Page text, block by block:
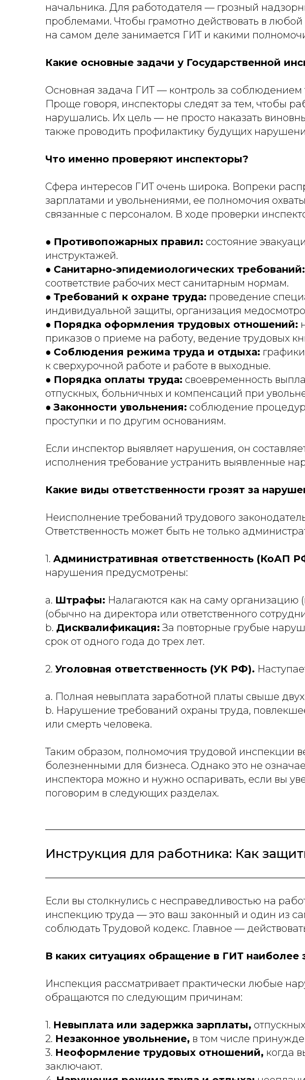
начальника. Для работодателя — грозный
проблемами. Чтобы грамотно действовать в
на самом деле занимается ГИТ и какими
Какие основные задачи у Государственной
Основная задача ГИТ — контроль за соблюдением
Проще говоря, инспекторы следят за тем, чтобы
нарушались. Их цель — не просто наказать
также проводить профилактику будущих
Что именно проверяют инспекторы?
Сфера интересов ГИТ очень широка. Вопреки
зарплатами и увольнениями, ее полномочия
связанные с персоналом. В ходе проверки
● Противопожарных правил: состояние
инструктажей.
● Санитарно-эпидемиологических требований:
соответствие рабочих мест санитарным нормам.
● Требований к охране труда: проведение
индивидуальной защиты, организация
● Порядка оформления трудовых отношений:
приказов о приеме на работу, ведение трудовых
● Соблюдения режима труда и отдыха:
к сверхурочной работе и работе в выходные.
● Порядка оплаты труда: своевременность
отпускных, больничных и компенсаций при
●Законности увольнения: соблюдение
проступки и по другим основаниям.
Если инспектор выявляет нарушения, он
исполнения требование устранить выявленные
Какие виды ответственности грозят за
Неисполнение требований трудового
Ответственность может быть не только
1. Административная ответственность (КоАП
нарушения предусмотрены:
a. Штрафы: Налагаются как на саму
(обычно на директора или ответственного
b. Дисквалификация: За повторные грубые
срок от одного года до трех лет.
2. Уголовная ответственность (УК РФ).
a. Полная невыплата заработной платы свыше
b. Нарушение требований охраны труда,
или смерть человека.
Таким образом, полномочия трудовой инспекции
болезненными для бизнеса. Однако это не
инспектора можно и нужно оспаривать, если вы
поговорим в следующих разделах.
Инструкция для работника: Как
Если вы столкнулись с несправедливостью на
инспекцию труда — это ваш законный и один из
соблюдать Трудовой кодекс. Главное —
В каких ситуациях обращение в ГИТ наиболее
Инспекция рассматривает практически любые
обращаются по следующим причинам:
1. Невыплата или задержка зарплаты,
2. Незаконное увольнение, в том числе
3. Неоформление трудовых отношений, когда
заключают.